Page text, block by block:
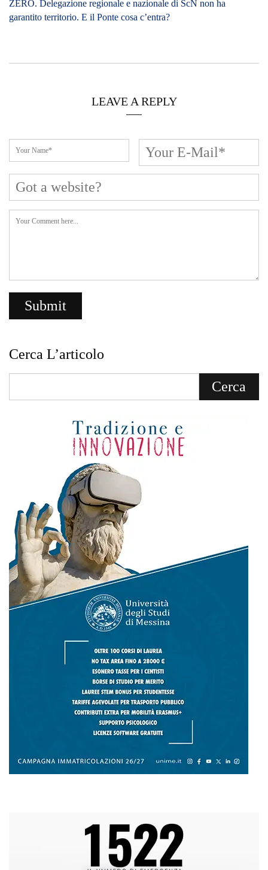
ZERO. Delegazione regionale e nazionale di ScN non ha
garantito territorio. E il Ponte cosa c’entra?
LEAVE A REPLY
Cerca L’articolo